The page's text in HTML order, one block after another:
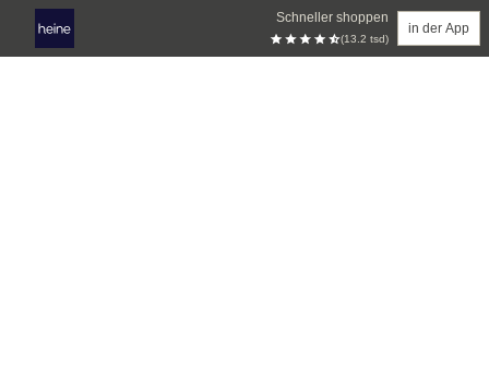
Schneller shoppen
(13.2 tsd)
in der App